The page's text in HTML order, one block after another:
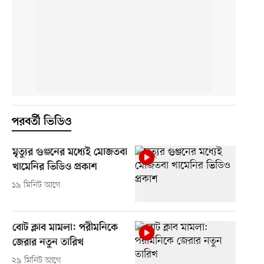
পরবর্তী ভিডিও
মৃত্যুর গুঞ্জনের মধ্যেই মোজতবা
খামেনির ভিডিও প্রকাশ
১৯ মিনিট আগে
বোট ক্লাব মামলা: পরীমনিকে
জেরার নতুন তারিখ
২৯ মিনিট আগে